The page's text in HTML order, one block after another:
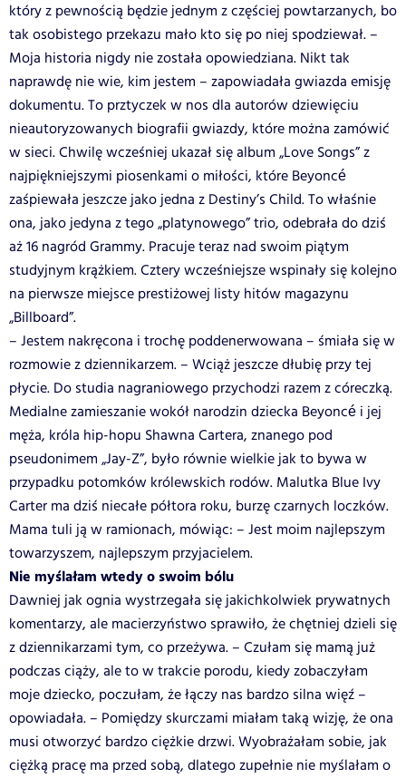
który z pewnością będzie jednym z częściej powtarzanych, bo
tak osobistego przekazu mało kto się po niej spodziewał. –
Moja historia nigdy nie została opowiedziana. Nikt tak
naprawdę nie wie, kim jestem – zapowiadała gwiazda emisję
dokumentu. To prztyczek w nos dla autorów dziewięciu
nieautoryzowanych biografii gwiazdy, które można zamówić
w sieci. Chwilę wcześniej ukazał się album „Love Songs” z
najpiękniejszymi piosenkami o miłości, które Beyoncé
zaśpiewała jeszcze jako jedna z Destiny’s Child. To właśnie
ona, jako jedyna z tego „platynowego” trio, odebrała do dziś
aż 16 nagród Grammy. Pracuje teraz nad swoim piątym
studyjnym krążkiem. Cztery wcześniejsze wspinały się kolejno
na pierwsze miejsce prestiżowej listy hitów magazynu
„Billboard”.
– Jestem nakręcona i trochę poddenerwowana – śmiała się w
rozmowie z dziennikarzem. – Wciąż jeszcze dłubię przy tej
płycie. Do studia nagraniowego przychodzi razem z córeczką.
Medialne zamieszanie wokół narodzin dziecka Beyoncé i jej
męża, króla hip-hopu Shawna Cartera, znanego pod
pseudonimem „Jay-Z”, było równie wielkie jak to bywa w
przypadku potomków królewskich rodów. Malutka Blue Ivy
Carter ma dziś niecałe półtora roku, burzę czarnych loczków.
Mama tuli ją w ramionach, mówiąc: – Jest moim najlepszym
towarzyszem, najlepszym przyjacielem.
Nie myślałam wtedy o swoim bólu
Dawniej jak ognia wystrzegała się jakichkolwiek prywatnych
komentarzy, ale macierzyństwo sprawiło, że chętniej dzieli się
z dziennikarzami tym, co przeżywa. – Czułam się mamą już
podczas ciąży, ale to w trakcie porodu, kiedy zobaczyłam
moje dziecko, poczułam, że łączy nas bardzo silna więź –
opowiadała. – Pomiędzy skurczami miałam taką wizję, że ona
musi otworzyć bardzo ciężkie drzwi. Wyobrażałam sobie, jak
ciężką pracę ma przed sobą, dlatego zupełnie nie myślałam o